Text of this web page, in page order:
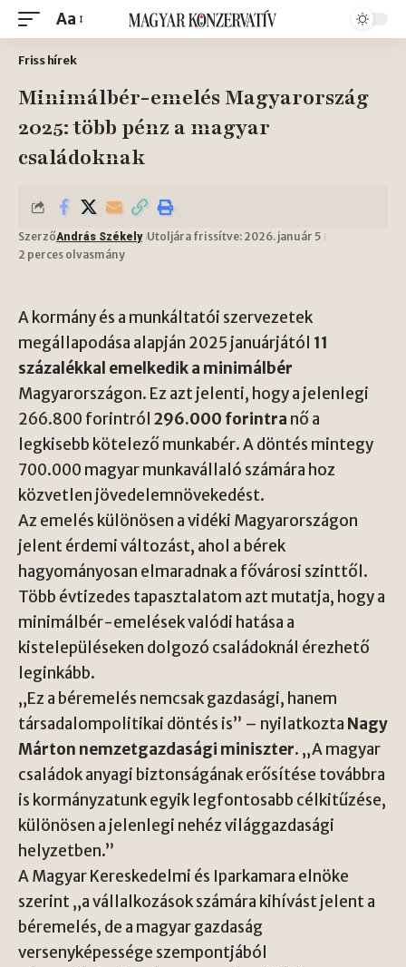
Aa
Friss hírek
Minimálbér-emelés Magyarország
2025: több pénz a magyar
családoknak
SzerzőAndrás Székely Utoljára frissítve: 2026. január 5
2 perces olvasmány
A kormány és a munkáltatói szervezetek
megállapodása alapján 2025 januárjától 11
százalékkal emelkedik a minimálbér
Magyarországon. Ez azt jelenti, hogy a jelenlegi
266.800 forintról 296.000 forintra nő a
legkisebb kötelező munkabér. A döntés mintegy
700.000 magyar munkavállaló számára hoz
közvetlen jövedelemnövekedést.
Az emelés különösen a vidéki Magyarországon
jelent érdemi változást, ahol a bérek
hagyományosan elmaradnak a fővárosi szinttől.
Több évtizedes tapasztalatom azt mutatja, hogy a
minimálbér-emelések valódi hatása a
kistelepüléseken dolgozó családoknál érezhető
leginkább.
„Ez a béremelés nemcsak gazdasági, hanem
társadalompolitikai döntés is” – nyilatkozta Nagy
Márton nemzetgazdasági miniszter. „A magyar
családok anyagi biztonságának erősítése továbbra
is kormányzatunk egyik legfontosabb célkitűzése,
különösen a jelenlegi nehéz világgazdasági
helyzetben.”
A Magyar Kereskedelmi és Iparkamara elnöke
szerint „a vállalkozások számára kihívást jelent a
béremelés, de a magyar gazdaság
versenyképessége szempontjából